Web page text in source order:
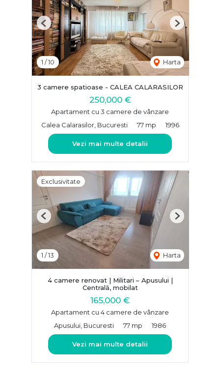
1 /10 Harta
Previous Next
3 camere spatioase - CALEA CALARASILOR
250,000 €
Apartament cu 3 camere de vânzare
Calea Calarasilor, Bucuresti
77 mp 1996
Vezi mai multe detalii
Exclusivitate
1 /13 Harta
Previous Next
4 camere renovat | Militari – Apusului |
Centrală, mobilat
165,000 €
Apartament cu 4 camere de vânzare
Apusului, Bucuresti
77 mp 1986
Vezi mai multe detalii